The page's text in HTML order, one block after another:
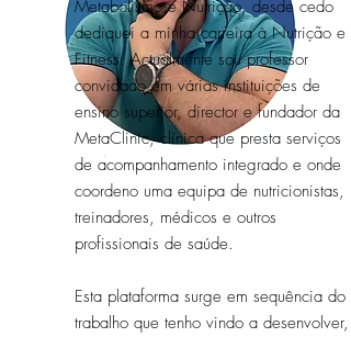
Metabolismo e Nutrição, desde cedo
dediquei a minha carreira à Nutrição e
Fitness. Actualmente sou professor
convidado em várias instituições de
ensino superior, director e fundador da
MetaClinic, clínica que presta serviços
de acompanhamento integrado e onde
coordeno uma equipa de nutricionistas,
treinadores, médicos e outros
profissionais de saúde.
Esta plataforma surge em sequência do
trabalho que tenho vindo a desenvolver,